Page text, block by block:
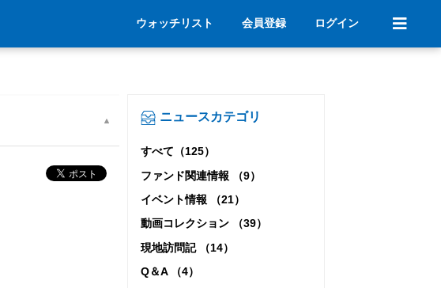
ウォッチリスト 会員登録 ログイン
ニュースカテゴリ
すべて（125）
ファンド関連情報 （9）
イベント情報 （21）
動画コレクション （39）
現地訪問記 （14）
Q＆A （4）